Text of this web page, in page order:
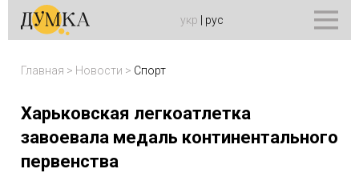
укр рус
Главная > Новости > Спорт
Харьковская легкоатлетка
завоевала медаль континентального
первенства